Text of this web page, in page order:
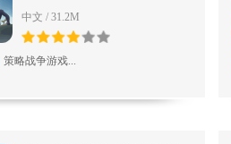
石无限版
中文 / 31.2M
策略战争游戏...